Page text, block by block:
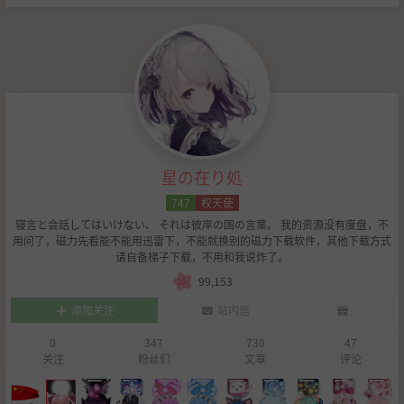
星の在り処
747
权天使
寝言と会話してはいけない、 それは彼岸の国の言葉。 我的资源没有度盘，不
用问了，磁力先看能不能用迅雷下，不能就换别的磁力下载软件，其他下载方式
请自备梯子下载，不用和我说炸了。
99,153
添加关注
站内信
0
关注
347
粉丝们
730
文章
47
评论